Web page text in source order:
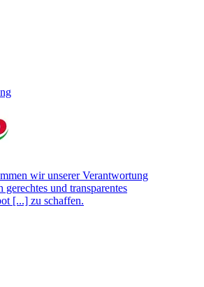
wir unserer Verantwortung
und transparentes
[...] zu schaffen.